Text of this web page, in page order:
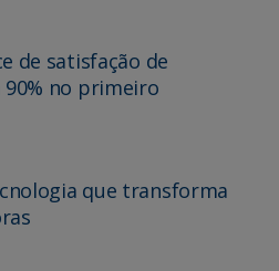
de satisfação de
no primeiro
que transforma